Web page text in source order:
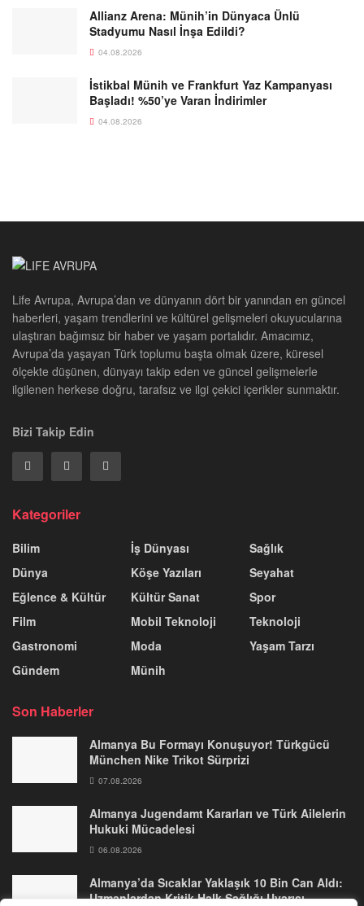
Allianz Arena: Münih’in Dünyaca Ünlü
Stadyumu Nasıl İnşa Edildi?
04.08.2026
İstikbal Münih ve Frankfurt Yaz Kampanyası
Başladı! %50’ye Varan İndirimler
04.08.2026
Life Avrupa, Avrupa’dan ve dünyanın dört bir yanından en güncel
haberleri, yaşam trendlerini ve kültürel gelişmeleri okuyucularına
ulaştıran bağımsız bir haber ve yaşam portalıdır. Amacımız,
Avrupa’da yaşayan Türk toplumu başta olmak üzere, küresel
ölçekte düşünen, dünyayı takip eden ve güncel gelişmelerle
ilgilenen herkese doğru, tarafsız ve ilgi çekici içerikler sunmaktır.
Bizi Takip Edin
Kategoriler
Bilim
Dünya
Eğlence & Kültür
Film
Gastronomi
Gündem
İş Dünyası
Köşe Yazıları
Kültür Sanat
Mobil Teknoloji
Moda
Münih
Sağlık
Seyahat
Spor
Teknoloji
Yaşam Tarzı
Son Haberler
Almanya Bu Formayı Konuşuyor! Türkgücü
München Nike Trikot Sürprizi
07.08.2026
Almanya Jugendamt Kararları ve Türk Ailelerin
Hukuki Mücadelesi
06.08.2026
Almanya’da Sıcaklar Yaklaşık 10 Bin Can Aldı:
Uzmanlardan Kritik Halk Sağlığı Uyarısı